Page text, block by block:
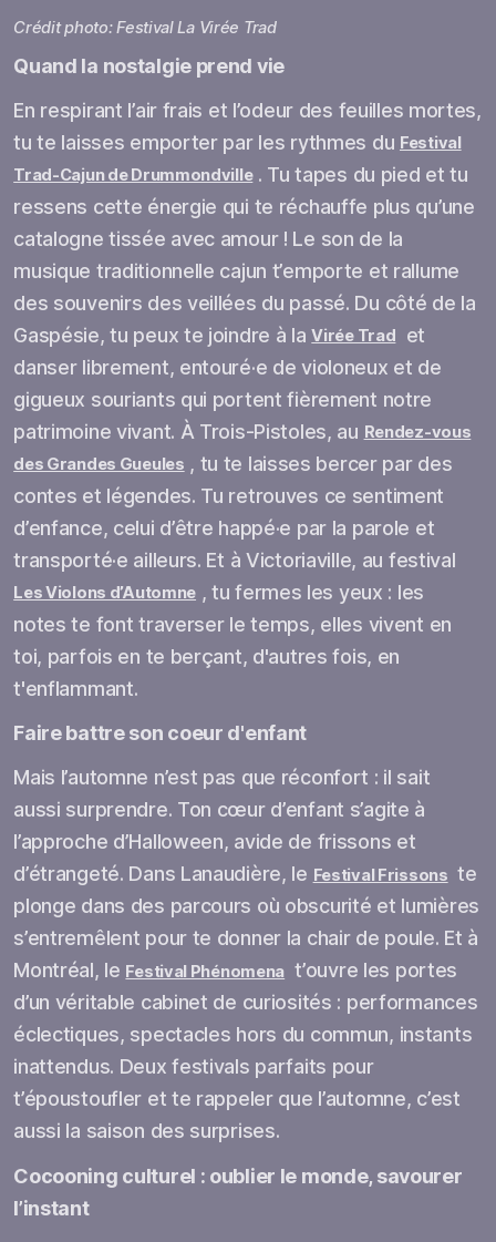
Crédit photo: Festival La Virée Trad
Quand la nostalgie prend vie
En respirant l’air frais et l’odeur des feuilles mortes,
tu te laisses emporter par les rythmes du Festival
Trad-Cajun de Drummondville . Tu tapes du pied et tu
ressens cette énergie qui te réchauffe plus qu’une
catalogne tissée avec amour ! Le son de la
musique traditionnelle cajun t’emporte et rallume
des souvenirs des veillées du passé. Du côté de la
Gaspésie, tu peux te joindre à laVirée Trad
et
danser librement, entouré·e de violoneux et de
gigueux souriants qui portent fièrement notre
patrimoine vivant. À Trois-Pistoles, au Rendez-vous
des Grandes Gueules , tu te laisses bercer par des
contes et légendes. Tu retrouves ce sentiment
d’enfance, celui d’être happé·e par la parole et
transporté·e ailleurs. Et à Victoriaville, au festival
Les Violons d’Automne , tu fermes les yeux : les
notes te font traverser le temps, elles vivent en
toi, parfois en te berçant, d'autres fois, en
t'enflammant.
Faire battre son coeur d'enfant
Mais l’automne n’est pas que réconfort : il sait
aussi surprendre. Ton cœur d’enfant s’agite à
l’approche d’Halloween, avide de frissons et
d’étrangeté. Dans Lanaudière, le Festival Frissons te
plonge dans des parcours où obscurité et lumières
s’entremêlent pour te donner la chair de poule. Et à
Montréal, le Festival Phénomena t’ouvre les portes
d’un véritable cabinet de curiosités : performances
éclectiques, spectacles hors du commun, instants
inattendus. Deux festivals parfaits pour
t’époustoufler et te rappeler que l’automne, c’est
aussi la saison des surprises.
Cocooning culturel : oublier le monde, savourer
l’instant